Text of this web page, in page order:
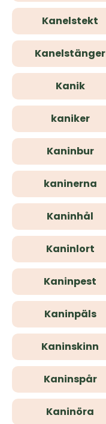
Kanelstekt
Kanelstänger
Kanik
kaniker
Kaninbur
kaninerna
Kaninhål
Kaninlort
Kaninpest
Kaninpäls
Kaninskinn
Kaninspår
Kaninöra